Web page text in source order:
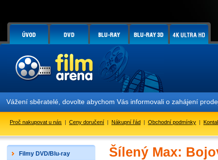
Vážení sběratelé, dovolte abychom Vás informovali o zahájení
Proč nakupovat u nás | Ceny doručení | Nákupní řád | Obchodní podmínky |
Filmy DVD/Blu-ray
Šílený Max: